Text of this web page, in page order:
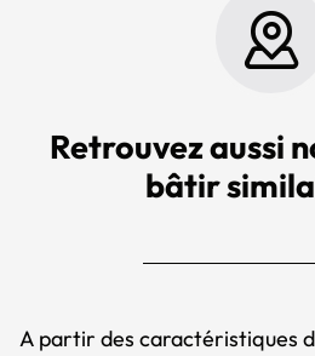
Retrouvez aussi
bâtir
A partir des caractéristiques